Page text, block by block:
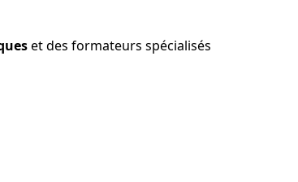
et des formateurs spécialisés